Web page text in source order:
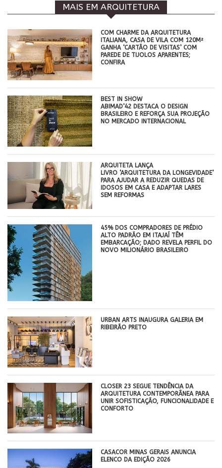
MAIS EM ARQUITETURA
COM CHARME DA ARQUITETURA
ITALIANA, CASA DE VILA COM 120M²
GANHA ‘CARTÃO DE VISITAS’ COM
PAREDE DE TIJOLOS APARENTES;
CONFIRA
BEST IN SHOW
ABIMAD’42 DESTACA O DESIGN
BRASILEIRO E REFORÇA SUA PROJEÇÃO
NO MERCADO INTERNACIONAL
ARQUITETA LANÇA
LIVRO ‘ARQUITETURA DA LONGEVIDADE’
PARA AJUDAR A REDUZIR QUEDAS DE
IDOSOS EM CASA E ADAPTAR LARES
SEM REFORMAS
45% DOS COMPRADORES DE PRÉDIO
ALTO PADRÃO EM ITAJAÍ TÊM
EMBARCAÇÃO; DADO REVELA PERFIL DO
NOVO MILIONÁRIO BRASILEIRO
​URBAN ARTS INAUGURA GALERIA EM
RIBEIRÃO PRETO
CLOSER 23 SEGUE TENDÊNCIA DA
ARQUITETURA CONTEMPORÂNEA PARA
UNIR SOFISTICAÇÃO, FUNCIONALIDADE E
CONFORTO
CASACOR MINAS GERAIS ANUNCIA
ELENCO DA EDIÇÃO 2026